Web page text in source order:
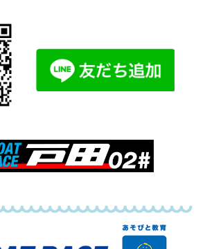
ィ戸田 休業について】
ナウイルス感染者数が拡
状況を鑑み、8月24日
当面の間、モーヴィ戸田
ていただくこととなりま
楽しみにお待ちいただい
したお客様には、ご迷惑を
ることとなりますが、何卒